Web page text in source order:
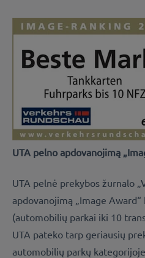
UTA pelno apdovanojimą
UTA pelnė prekybos žurnalo
apdovanojimą „Image
(automobilių parkai iki 10
UTA pateko tarp geriausių
automobilių parkų